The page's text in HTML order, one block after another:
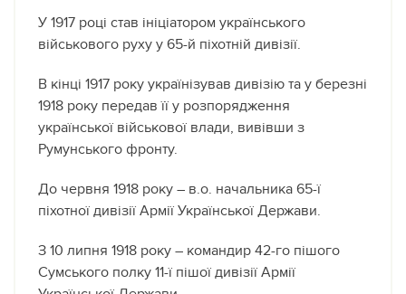
У 1917 році став ініціатором українського
військового руху у 65-й піхотній дивізії.
В кінці 1917 року українізував дивізію та у березні
1918 року передав її у розпорядження
української військової влади, вивівши з
Румунського фронту.
До червня 1918 року – в.о. начальника 65-ї
піхотної дивізії Армії Української Держави.
З 10 липня 1918 року – командир 42-го пішого
Сумського полку 11-ї пішої дивізії Армії